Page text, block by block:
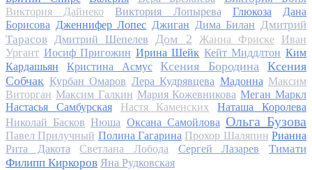
Виктория Дайнеко Виктория Лопырева Глюкоза
Дана
Борисова Дженнифер Лопес Джиган Дима Билан Дмитрий
Тарасов
Дмитрий Шепелев Дом 2 Жанна Фриске
Иван
Ургант Иосиф Пригожин Ирина Шейк Кейт Миддлтон Ким
Кардашьян
Кристина Асмус Ксения Бородина
Ксения
Собчак Курбан Омаров Лера Кудрявцева Мадонна Максим
Виторган Максим Галкин Мария Кожевникова Меган Маркл
Настасья Самбурская
Настя Каменских
Наташа Королева
Николай Басков Нюша Оксана Самойлова Ольга Бузова
Павел Прилучный Полина Гагарина Прохор Шаляпин Рианна
Рита Дакота
Светлана Лобода Сергей Лазарев
Тимати
Филипп Киркоров Яна Рудковская